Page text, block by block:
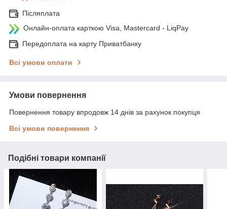
Післяплата
Онлайн-оплата карткою Visa, Mastercard - LiqPay
Передоплата на карту Приватбанку
Всі умови оплати
Умови повернення
Повернення товару впродовж 14 днів за рахунок покупця
Всі умови повернення
Подібні товари компанії